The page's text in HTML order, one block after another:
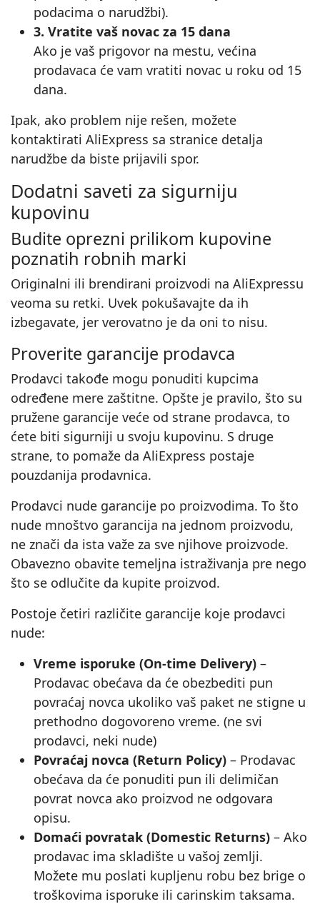
podacima o narudžbi).
3. Vratite vaš novac za 15 dana
Ako je vaš prigovor na mestu, većina
prodavaca će vam vratiti novac u roku od 15
dana.
Ipak, ako problem nije rešen, možete
kontaktirati AliExpress sa stranice detalja
narudžbe da biste prijavili spor.
Dodatni saveti za sigurniju
kupovinu
Budite oprezni prilikom kupovine
poznatih robnih marki
Originalni ili brendirani proizvodi na AliExpressu
veoma su retki. Uvek pokušavajte da ih
izbegavate, jer verovatno je da oni to nisu.
Proverite garancije prodavca
Prodavci takođe mogu ponuditi kupcima
određene mere zaštitne. Opšte je pravilo, što su
pružene garancije veće od strane prodavca, to
ćete biti sigurniji u svoju kupovinu. S druge
strane, to pomaže da AliExpress postaje
pouzdanija prodavnica.
Prodavci nude garancije po proizvodima. To što
nude mnoštvo garancija na jednom proizvodu,
ne znači da ista važe za sve njihove proizvode.
Obavezno obavite temeljna istraživanja pre nego
što se odlučite da kupite proizvod.
Postoje četiri različite garancije koje prodavci
nude:
Vreme isporuke (On‑time Delivery) –
Prodavac obećava da će obezbediti pun
povraćaj novca ukoliko vaš paket ne stigne u
prethodno dogovoreno vreme. (ne svi
prodavci, neki nude)
Povraćaj novca (Return Policy) – Prodavac
obećava da će ponuditi pun ili delimičan
povrat novca ako proizvod ne odgovara
opisu.
Domaći povratak (Domestic Returns) – Ako
prodavac ima skladište u vašoj zemlji.
Možete mu poslati kupljenu robu bez brige o
troškovima isporuke ili carinskim taksama.